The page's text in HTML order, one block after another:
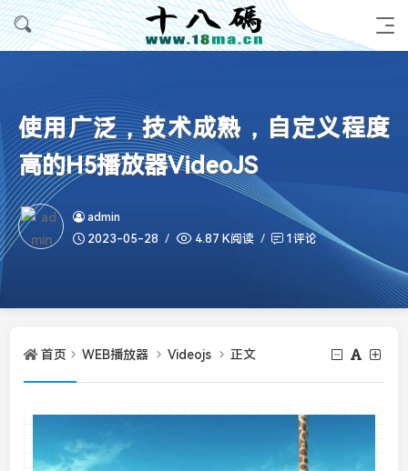
使用广泛，技术成熟，自定义程度
高的H5播放器VideoJS
admin
2023-05-28
4.87 K阅读 1评论
首页 WEB播放器 Videojs 正文